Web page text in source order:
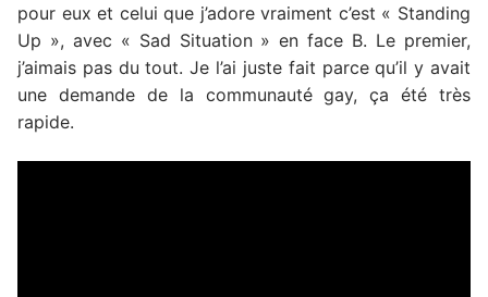
pour eux et celui que j’adore vraiment c’est « Standing
Up », avec « Sad Situation » en face B. Le premier,
j’aimais pas du tout. Je l’ai juste fait parce qu’il y avait
une demande de la communauté gay, ça été très
rapide.